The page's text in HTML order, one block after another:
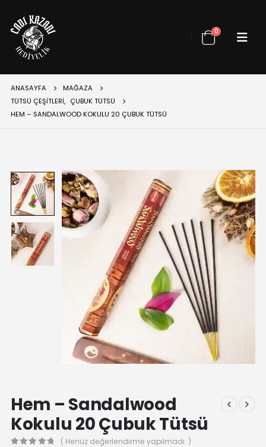
0
ANASAYFA
MAĞAZA
TÜTSÜ ÇEŞITLERI, ÇUBUK TÜTSÜ
HEM – SANDALWOOD KOKULU 20 ÇUBUK TÜTSÜ
Hem – Sandalwood
Kokulu 20 Çubuk Tütsü
( Henüz değerlendirme yapılmadı. )